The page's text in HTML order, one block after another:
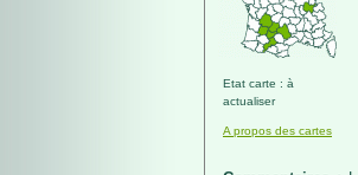
Etat carte : à
actualiser
A propos des cartes